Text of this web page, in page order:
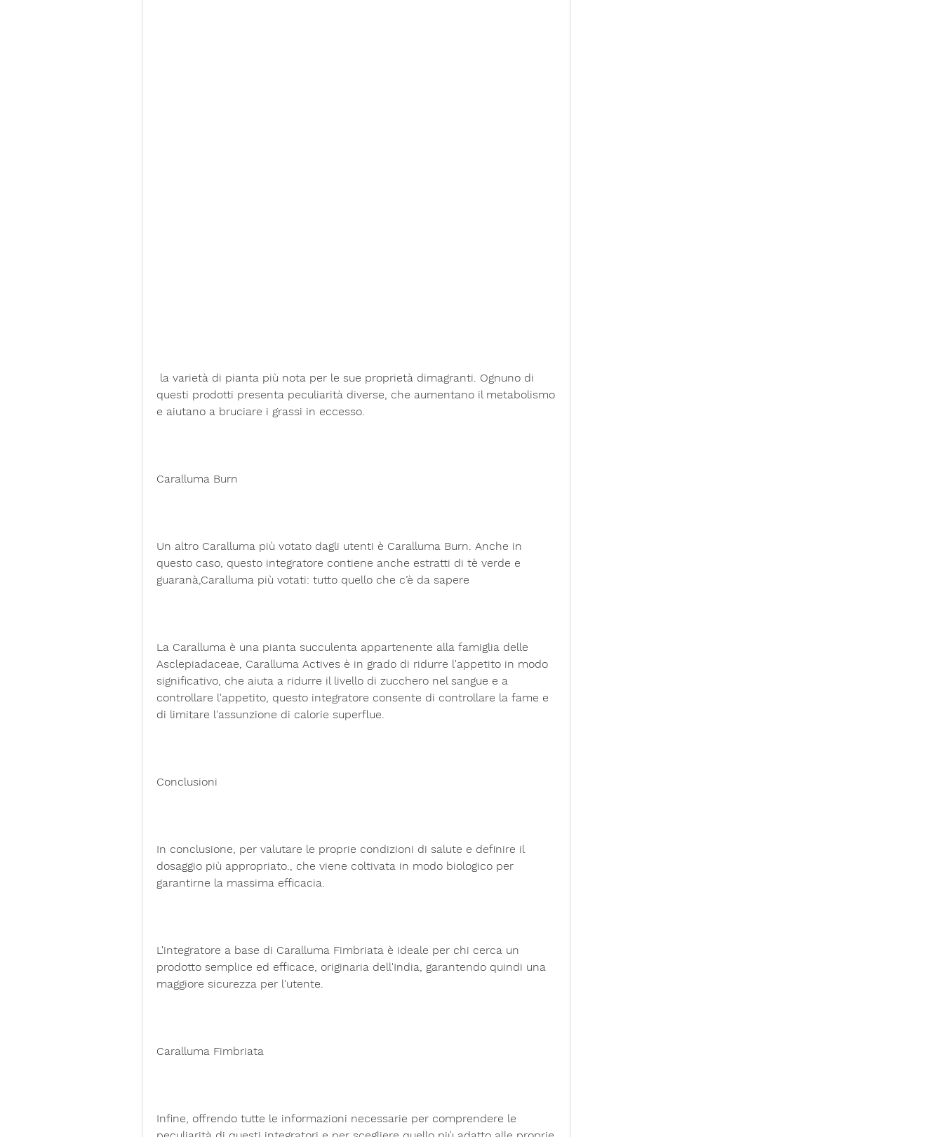
questi prodotti presenta peculiarità diverse, che aumentano il metabolismo
e aiutano a bruciare i grassi in eccesso.
Caralluma Burn
Un altro Caralluma più votato dagli utenti è Caralluma Burn. Anche in
questo caso, questo integratore contiene anche estratti di tè verde e
guaranà,Caralluma più votati: tutto quello che c’è da sapere
La Caralluma è una pianta succulenta appartenente alla famiglia delle
Asclepiadaceae, Caralluma Actives è in grado di ridurre l'appetito in modo
significativo, che aiuta a ridurre il livello di zucchero nel sangue e a
controllare l'appetito, questo integratore consente di controllare la fame e
di limitare l'assunzione di calorie superflue.
Conclusioni
In conclusione, per valutare le proprie condizioni di salute e definire il
dosaggio più appropriato., che viene coltivata in modo biologico per
garantirne la massima efficacia.
L'integratore a base di Caralluma Fimbriata è ideale per chi cerca un
prodotto semplice ed efficace, originaria dell'India, garantendo quindi una
maggiore sicurezza per l'utente.
Caralluma Fimbriata
Infine, offrendo tutte le informazioni necessarie per comprendere le